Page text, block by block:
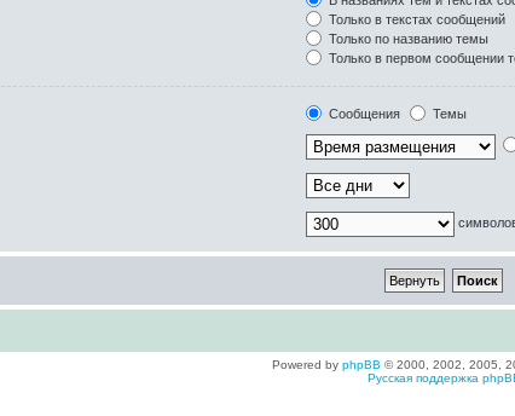
Только в текстах сообщений
Только по названию темы
Только в первом сообщении
Сообщения
Темы
Powered by phpBB © 2000, 2002, 2005,
Русская поддержка